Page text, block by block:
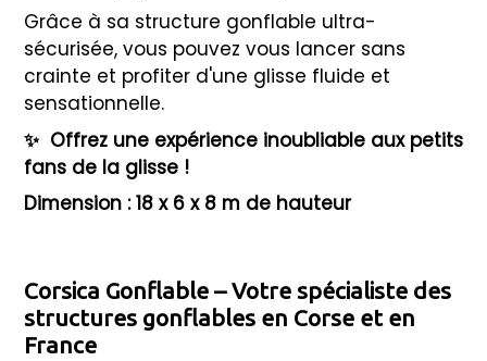
Grâce à sa structure gonflable ultra-
sécurisée, vous pouvez vous lancer sans
crainte et profiter d'une glisse fluide et
sensationnelle.
✨ Offrez une expérience inoubliable aux petits
fans de la glisse !
Dimension : 18 x 6 x 8 m de hauteur
Corsica Gonflable – Votre spécialiste des
structures gonflables en Corse et en
France